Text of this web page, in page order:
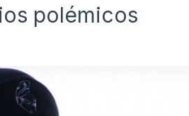
polémicos